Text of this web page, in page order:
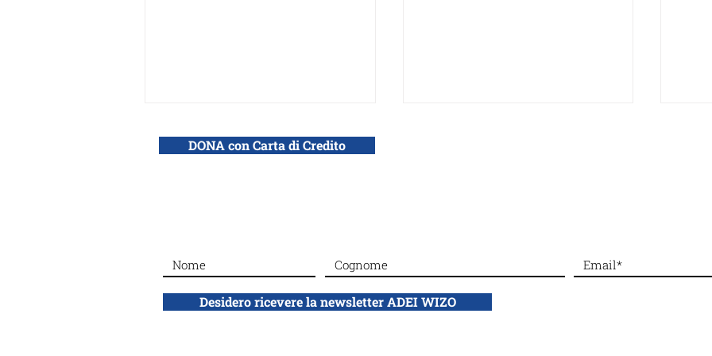
Silenced No More, il
webinar di Adei Wizo: «Di
fronte allo stupro il silenzio
Silenced No More: rompere
il silenzio sulle violenze del
7 ottobre
DONA con Carta di Credito
Desidero ricevere la newsletter ADEI WIZO